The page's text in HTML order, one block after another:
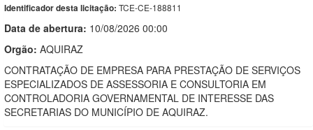
Identificador desta licitação: TCE-CE-188811
Data de abertura: 10/08/2026 00:00
Orgão: AQUIRAZ
CONTRATAÇÃO DE EMPRESA PARA PRESTAÇÃO DE SERVIÇOS
ESPECIALIZADOS DE ASSESSORIA E CONSULTORIA EM
CONTROLADORIA GOVERNAMENTAL DE INTERESSE DAS
SECRETARIAS DO MUNICÍPIO DE AQUIRAZ.